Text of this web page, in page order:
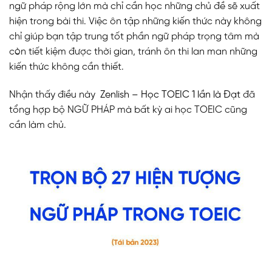
ngữ pháp rộng lớn mà chỉ cần học những chủ đề sẽ xuất
hiện trong bài thi. Việc ôn tập những kiến thức này không
chỉ giúp bạn tập trung tốt phần ngữ pháp trọng tâm mà
còn tiết kiệm được thời gian, tránh ôn thi lan man những
kiến thức không cần thiết.
Nhận thấy điều này Zenlish – Học TOEIC 1 lần là Đạt đã
tổng hợp bộ NGỮ PHÁP mà bất kỳ ai học TOEIC cũng
cần làm chủ.